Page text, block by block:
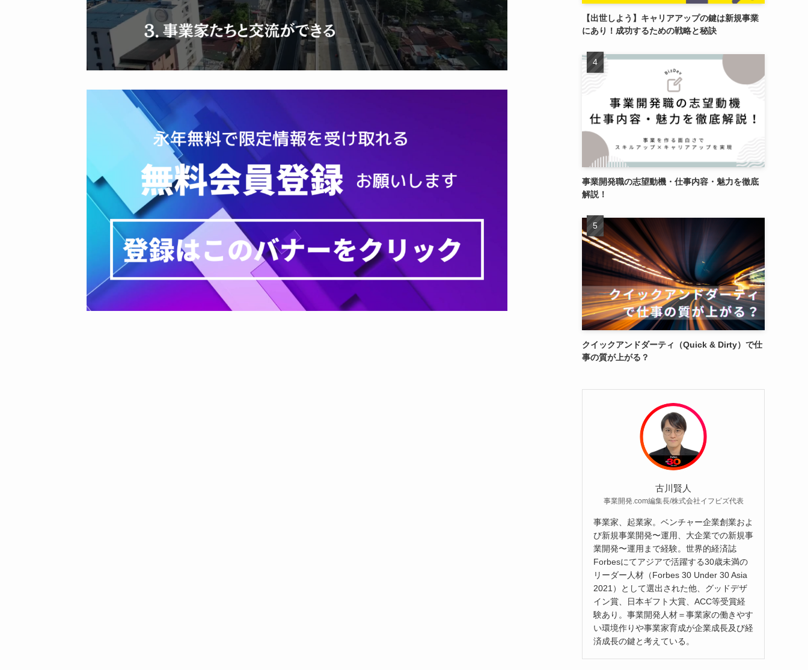
【出世しよう】キャリアアップの鍵は新規事業
にあり！成功するための戦略と秘訣
事業開発職の志望動機・仕事内容・魅力を徹底
解説！
クイックアンドダーティ（Quick & Dirty）で仕
事の質が上がる？
古川賢人
事業開発.com編集長/株式会社イフビズ代表
事業家、起業家。ベンチャー企業創業およ
び新規事業開発〜運用、大企業での新規事
業開発〜運用まで経験。世界的経済誌
Forbesにてアジアで活躍する30歳未満の
リーダー人材（Forbes 30 Under 30 Asia
2021）として選出された他、グッドデザ
イン賞、日本ギフト大賞、ACC等受賞経
験あり。事業開発人材＝事業家の働きやす
い環境作りや事業家育成が企業成長及び経
済成長の鍵と考えている。